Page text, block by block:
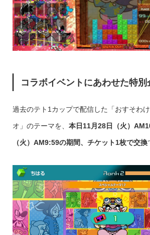
コラボイベントにあわせた特別
過去のテト1カップで配信した「おすそわ
オ」のテーマを、 本日11月28日（火）
（火）AM9:59の期間、チケット1枚で交換